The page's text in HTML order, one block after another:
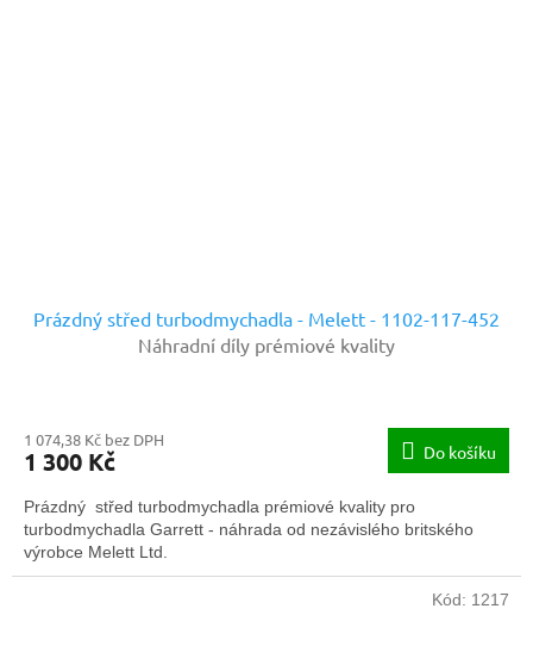
Prázdný střed turbodmychadla - Melett - 1102-117-452
Náhradní díly prémiové kvality
1 074,38 Kč bez DPH
1 300 Kč Do košíku
Prázdný střed turbodmychadla prémiové kvality pro
turbodmychadla Garrett - náhrada od nezávislého britského
výrobce Melett Ltd.
Kód: 1217